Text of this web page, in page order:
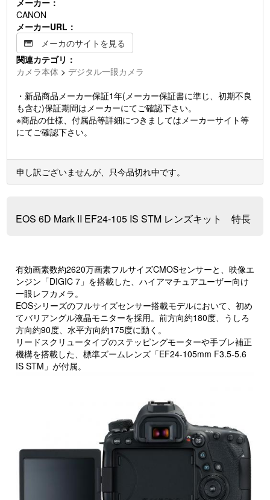
CANON
メーカーURL：
メーカのサイトを見る
関連カテゴリ：
カメラ本体 > デジタル一眼カメラ
・新品商品メーカー保証1年(メーカー保証書に準じ、初期不良
も含む)保証期間はメーカーにてご確認下さい。
※商品の仕様、付属品等詳細につきましてはメーカーサイト等
にてご確認下さい。
申し訳ございませんが、只今品切れ中です。
EOS 6D Mark II EF24-105 IS STM レンズキット 特長
有効画素数約2620万画素フルサイズCMOSセンサーと、映像エ
ンジン「DIGIC 7」を搭載した、ハイアマチュアユーザー向け
一眼レフカメラ。
EOSシリーズのフルサイズセンサー搭載モデルにおいて、初め
てバリアングル液晶モニターを採用。前方向約180度、うしろ
方向約90度、水平方向約175度に動く。
リードスクリュータイプのステッピングモーターや手ブレ補正
機構を搭載した、標準ズームレンズ「EF24-105mm F3.5-5.6
IS STM」が付属。